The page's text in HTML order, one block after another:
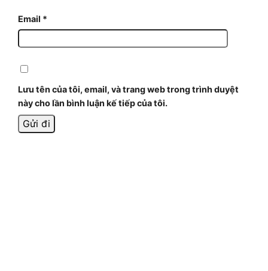
Email *
Lưu tên của tôi, email, và trang web trong trình duyệt
này cho lần bình luận kế tiếp của tôi.